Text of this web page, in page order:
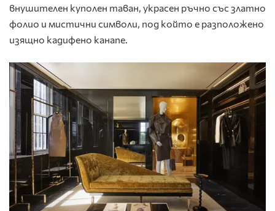
внушителен куполен таван, украсен ръчно със златно
фолио и мистични символи, под който е разположено
изящно кадифено канапе.